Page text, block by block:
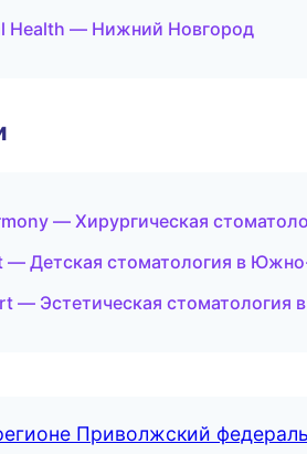
Health — Нижний Новгород
— Хирургическая
— Детская стоматология в
— Эстетическая стоматология
Приволжский